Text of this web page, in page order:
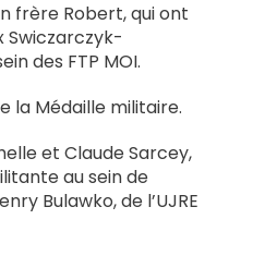
frère Robert, qui ont
Swiczarczyk-
des FTP MOI.
la Médaille militaire.
et Claude Sarcey,
au sein de
Bulawko, de l’UJRE